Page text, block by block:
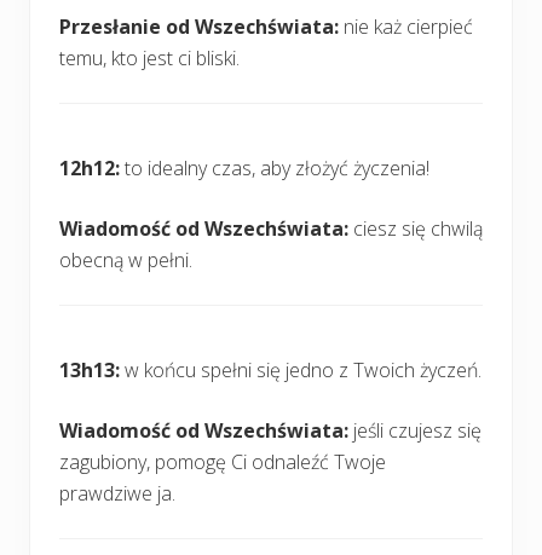
Przesłanie od Wszechświata: nie każ cierpieć
temu, kto jest ci bliski.
12h12:to idealny czas, aby złożyć życzenia!
Wiadomość od Wszechświata: ciesz się chwilą
obecną w pełni.
13h13:w końcu spełni się jedno z Twoich życzeń.
Wiadomość od Wszechświata: jeśli czujesz się
zagubiony, pomogę Ci odnaleźć Twoje
prawdziwe ja.